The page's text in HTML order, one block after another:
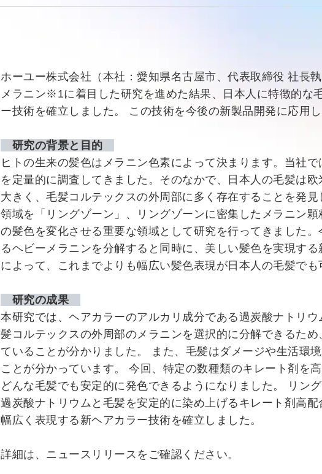
ホーユー株式会社（本社：愛知県名古屋市、代表取締役 社長
メラニン※1に着目した研究を進めた結果、日本人に特徴的な
ー技術を確立しました。 この技術を今後の新製品開発に応用
研究の背景と目的
ヒトの生来の髪色はメラニン色素によって決まります。当社
を定量的に調査してきました。そのなかで、日本人の毛髪は
大きく、毛髪コルテックスの外周部に多く存在することを発
領域を「リングゾーン」、リングゾーンに密集したメラニン
の髪色を変化させる重要な領域として研究を行ってきました
るヘビーメラニンを分解すると同時に、美しい髪色を実現す
によって、これまでよりも幅広い髪色表現が日本人の毛髪で
研究の成果
本研究では、ヘアカラーのアルカリ成分である過炭酸ナトリ
髪コルテックスの外周部のメラニンを選択的に分解できるた
ていることが分かりました。 また、毛髪はダメージや生活環
ことが分かっています。 今回、特定の数種類のキレート剤を
どんな毛髪でも安定的に発色できるようになりました。 リン
過炭酸ナトリウムと毛髪を安定的に染め上げるキレート剤高
幅広く表現する新ヘアカラー技術を確立しました。
詳細は、ニュースリリースをご確認ください。